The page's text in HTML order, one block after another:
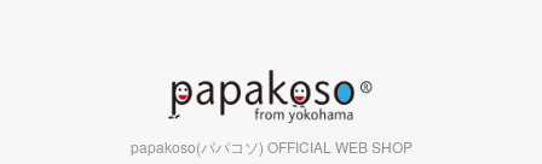
papakoso(パパコソ) OFFICIAL WEB SHOP